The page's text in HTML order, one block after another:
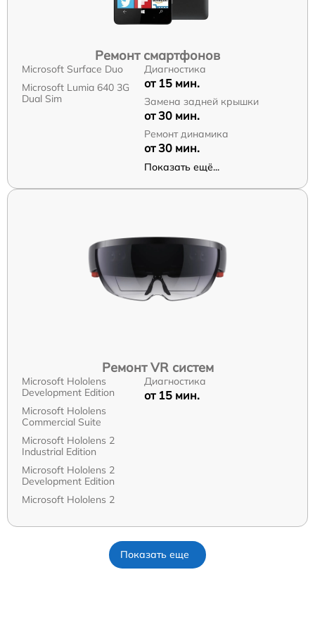
Ремонт смартфонов
Microsoft Surface Duo
Microsoft Lumia 640 3G
Dual Sim
Диагностика
от 15 мин.
Замена задней крышки
от 30 мин.
Ремонт динамика
от 30 мин.
Показать ещё...
Ремонт VR систем
Microsoft Hololens
Development Edition
Microsoft Hololens
Commercial Suite
Microsoft Hololens 2
Industrial Edition
Microsoft Hololens 2
Development Edition
Microsoft Hololens 2
Диагностика
от 15 мин.
Показать еще